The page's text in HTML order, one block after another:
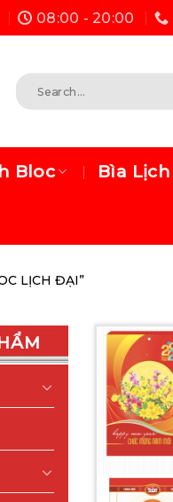
08:00 - 20:00
Bloc Bìa Lịch
LỊCH ĐẠI”